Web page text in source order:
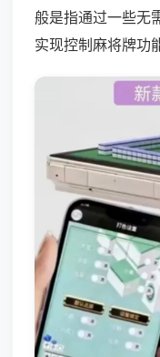
般是指通过一些无
实现控制麻将牌功